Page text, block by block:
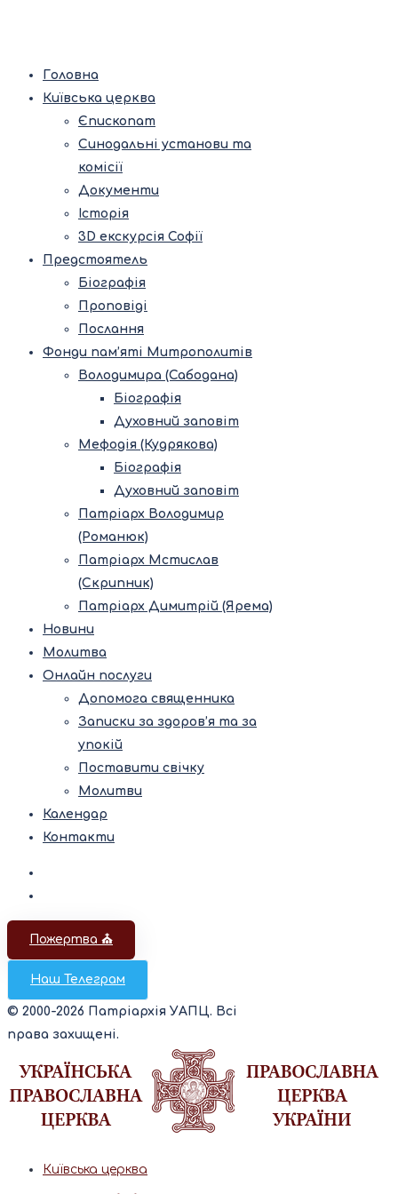
Головна
Київська церква
Єпископат
Синодальні установи та
комісії
Документи
Історія
3D екскурсія Софії
Предстоятель
Біографія
Проповіді
Послання
Фонди пам’яті Митрополитів
Володимира (Сабодана)
Біографія
Духовний заповіт
Мефодія (Кудрякова)
Біографія
Духовний заповіт
Патріарх Володимир
(Романюк)
Патріарх Мстислав
(Скрипник)
Патріарх Димитрій (Ярема)
Новини
Молитва
Онлайн послуги
Допомога священника
Записки за здоров’я та за
упокій
Поставити свічку
Молитви
Календар
Контакти
Пожертва ⛪️
Наш Телеграм
© 2000-2026 Патріархія УАПЦ. Всі
права захищені.
Київська церква